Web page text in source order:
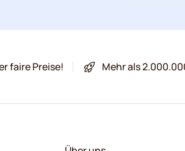
faire Preise! Mehr als